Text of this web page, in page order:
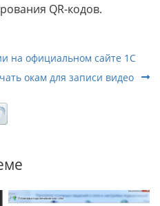
QR-кодов.
на официальном сайте 1С
окам для записи видео